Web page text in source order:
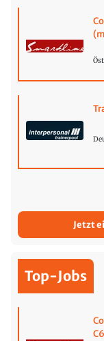
Jetzt
Top-Jobs